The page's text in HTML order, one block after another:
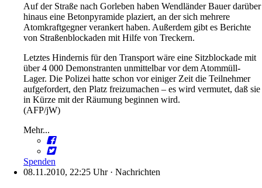
Auf der Straße nach Gorleben haben Wendländer Bauer darüber
hinaus eine Betonpyramide plaziert, an der sich mehrere
Atomkraftgegner verankert haben. Außerdem gibt es Berichte
von Straßenblockaden mit Hilfe von Treckern.
Letztes Hindernis für den Transport wäre eine Sitzblockade mit
über 4 000 Demonstranten unmittelbar vor dem Atommüll-
Lager. Die Polizei hatte schon vor einiger Zeit die Teilnehmer
aufgefordert, den Platz freizumachen – es wird vermutet, daß sie
in Kürze mit der Räumung beginnen wird.
(AFP/jW)
Mehr...
Spenden
08.11.2010, 22:25 Uhr· Nachrichten